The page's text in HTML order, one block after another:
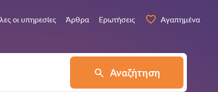
οι υπηρεσίες Άρθρα Ερωτήσεις Αγαπημένα
Αναζήτηση